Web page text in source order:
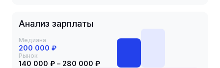
Анализ зарплаты
Медиана
200 000 ₽
Рынок
140 000 ₽ – 280 000 ₽